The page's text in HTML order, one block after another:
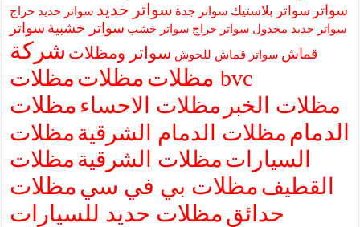
سواتر سواتر بلاستيك سواتر جدة سواتر حديد سواتر حديد حراج
سواتر حديد مجدول سواتر حراج سواتر خشب سواتر خشبية سواتر
قماش سواتر قماش للحوش سواتر ومظلات شركة
مظلاتمظلات
مظلات bvc
مظلات الخبر مظلات الاحساء مظلات
الدمام مظلات الدمام الشرقية مظلات
السياراتمظلات الشرقية مظلات
القطيفمظلات بي في سيمظلات
حدائقمظلات حديد للسيارات